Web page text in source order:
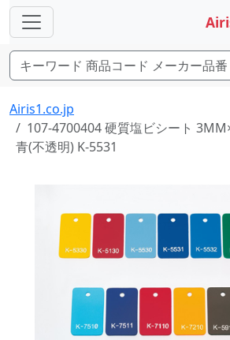
Airis1.co.jp
107-4700404 硬質塩ビシート
青(不透明) K-5531